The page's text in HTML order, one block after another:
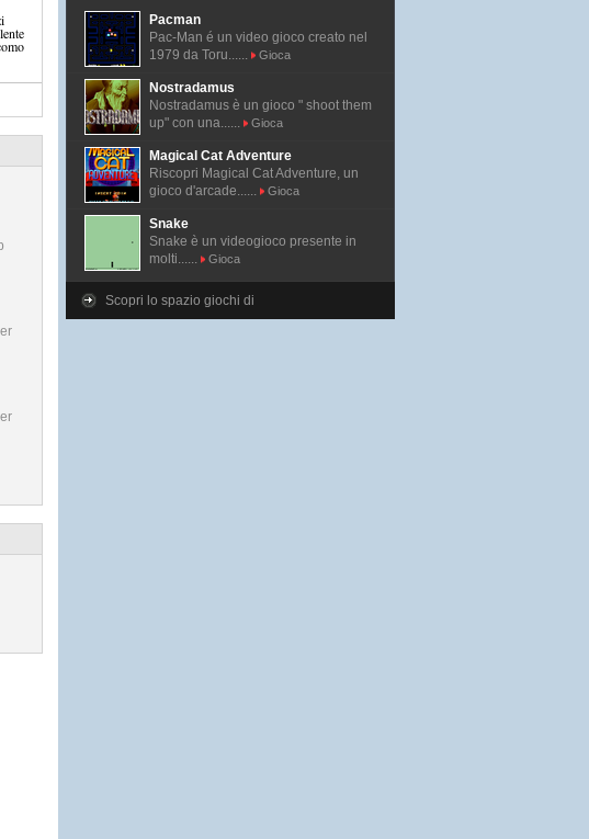
Pacman
Pac-Man é un video gioco creato nel
1979 da Toru......
Gioca
Nostradamus
Nostradamus è un gioco " shoot them
up" con una......
Gioca
Magical Cat Adventure
Riscopri Magical Cat Adventure, un
gioco d'arcade......
Gioca
Snake
Snake è un videogioco presente in
molti......
Gioca
Scopri lo spazio giochi di